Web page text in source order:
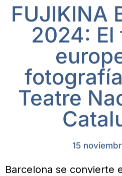
FUJIKINA
2024:
Teatre
15
Barcelona se convierte